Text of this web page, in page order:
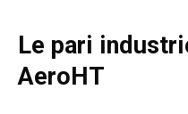
Le pari
AeroHT